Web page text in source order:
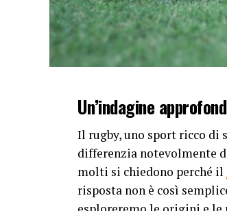
Un’indagine
Il rugby, uno sport ricco di
differenzia notevolmente
molti si chiedono perché il
risposta non è così